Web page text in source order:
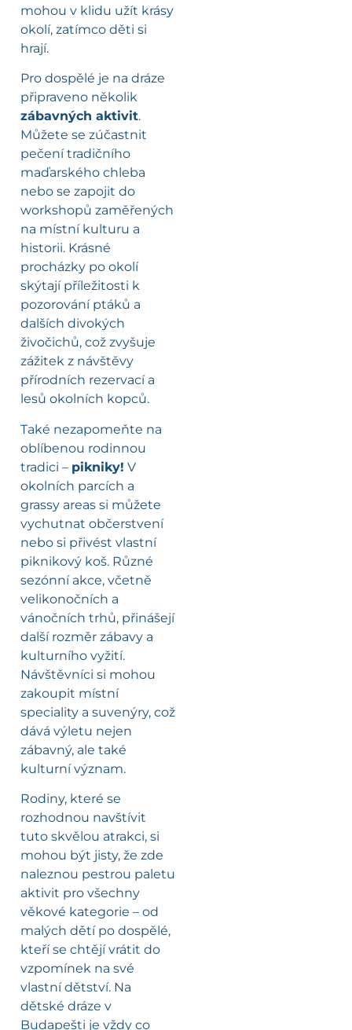
mohou v klidu užít krásy
okolí, zatímco děti si
hrají.
Pro dospělé je na dráze
připraveno několik
zábavných aktivit.
Můžete se zúčastnit
pečení tradičního
maďarského chleba
nebo se zapojit do
workshopů zaměřených
na místní kulturu a
historii. Krásné
procházky po okolí
skýtají příležitosti k
pozorování ptáků a
dalších divokých
živočichů, což zvyšuje
zážitek z návštěvy
přírodních rezervací a
lesů okolních kopců.
Také nezapomeňte na
oblíbenou rodinnou
tradici – pikniky! V
okolních parcích a
grassy areas si můžete
vychutnat občerstvení
nebo si přivést vlastní
piknikový koš. Různé
sezónní akce, včetně
velikonočních a
vánočních trhů, přinášejí
další rozměr zábavy a
kulturního vyžití.
Návštěvníci si mohou
zakoupit místní
speciality a suvenýry, což
dává výletu nejen
zábavný, ale také
kulturní význam.
Rodiny, které se
rozhodnou navštívit
tuto skvělou atrakci, si
mohou být jisty, že zde
naleznou pestrou paletu
aktivit pro všechny
věkové kategorie – od
malých dětí po dospělé,
kteří se chtějí vrátit do
vzpomínek na své
vlastní dětství. Na
dětské dráze v
Budapešti je vždy co